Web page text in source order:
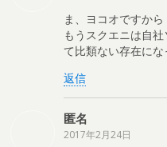
ま、ヨコオですから
もうスクエニは自
て比類ない存在にな
返信
匿名
2017年2月24日